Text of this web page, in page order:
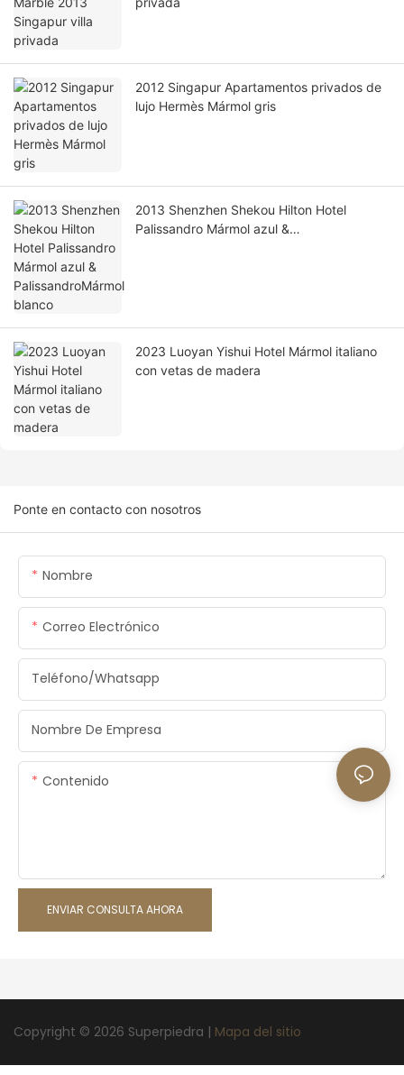
2012 Singapur Apartamentos privados de
lujo Hermès Mármol gris
2013 Shenzhen Shekou Hilton Hotel
Palissandro Mármol azul &
2023 Luoyan Yishui Hotel Mármol italiano
con vetas de madera
Ponte en contacto con nosotros
Nombre
Correo Electrónico
Teléfono/whatsapp
Nombre De Empresa
Contenido
ENVIAR CONSULTA AHORA
Copyright © 2026 Superpiedra | Mapa del sitio